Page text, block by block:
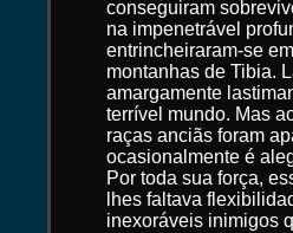
conseguiram
na impenetrável
entrincheiraram-se
montanhas de Tibia.
amargamente
terrível mundo. Mas
raças anciãs foram
ocasionalmente é
Por toda sua força,
lhes faltava
inexoráveis inimigos